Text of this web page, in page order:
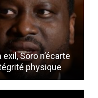
Soro n’écarte
physique